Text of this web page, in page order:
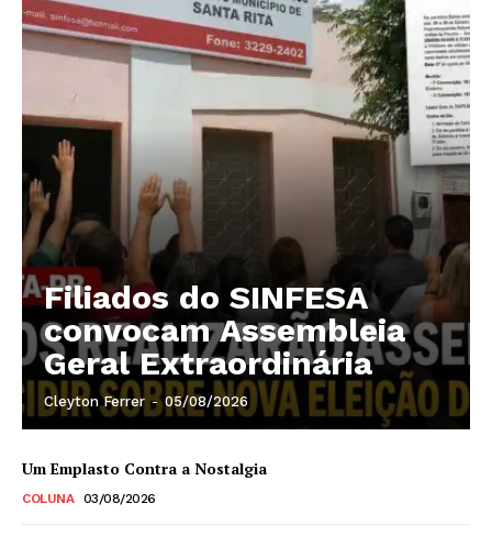
Filiados do SINFESA
convocam Assembleia
Geral Extraordinária
Cleyton Ferrer - 05/08/2026
Um Emplasto Contra a Nostalgia
COLUNA 03/08/2026